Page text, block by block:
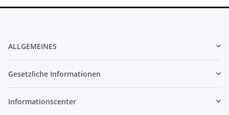
ALLGEMEINES
Gesetzliche Informationen
Informationscenter